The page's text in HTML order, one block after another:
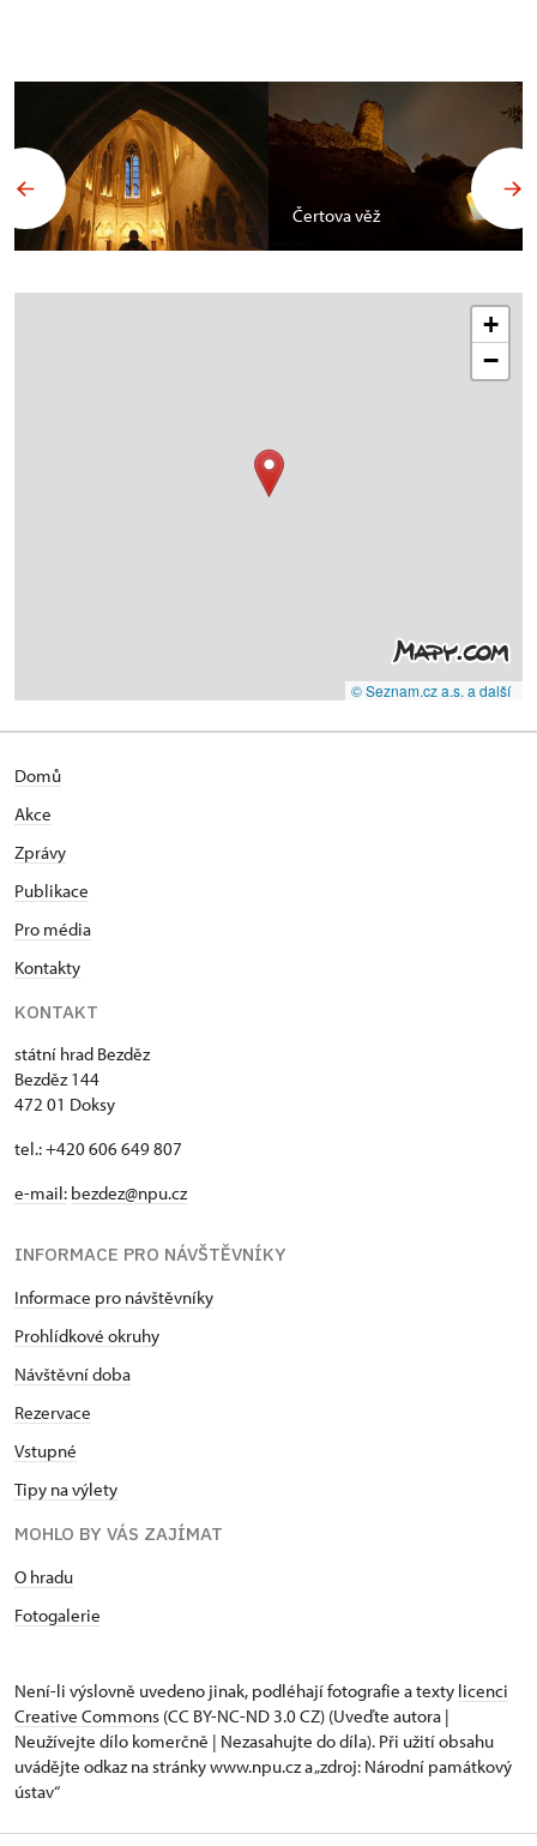
Čertova věž
+
−
© Seznam.cz a.s. a další
Domů
Akce
Zprávy
Publikace
Pro média
Kontakty
KONTAKT
státní hrad Bezděz
Bezděz 144
472 01 Doksy
tel.: +420 606 649 807
e-mail: bezdez@npu.cz
INFORMACE PRO NÁVŠTĚVNÍKY
Informace pro návštěvníky
Prohlídkové okruhy
Návštěvní doba
Rezervace
Vstupné
Tipy na výlety
MOHLO BY VÁS ZAJÍMAT
O hradu
Fotogalerie
Není-li výslovně uvedeno jinak, podléhají fotografie a texty licenci
Creative Commons (CC BY-NC-ND 3.0 CZ) (Uveďte autora |
Neužívejte dílo komerčně | Nezasahujte do díla). Při užití obsahu
uvádějte odkaz na stránky www.npu.cz a „zdroj: Národní památkový
ústav“